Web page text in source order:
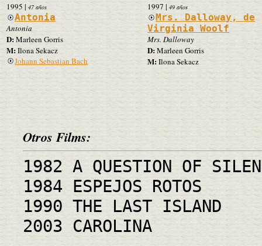
1995 | 47 años
Antonia
Antonia
D:Marleen Gorris
M:Ilona Sekacz
Johann Sebastian Bach
1997 |49 años
Mrs. Dalloway, de
Virginia Woolf
Mrs. Dalloway
D:Marleen Gorris
M:Ilona Sekacz
Otros Films:
1982 A QUESTION OF
1984 ESPEJOS ROTOS
1990 THE LAST ISLAND
2003 CAROLINA